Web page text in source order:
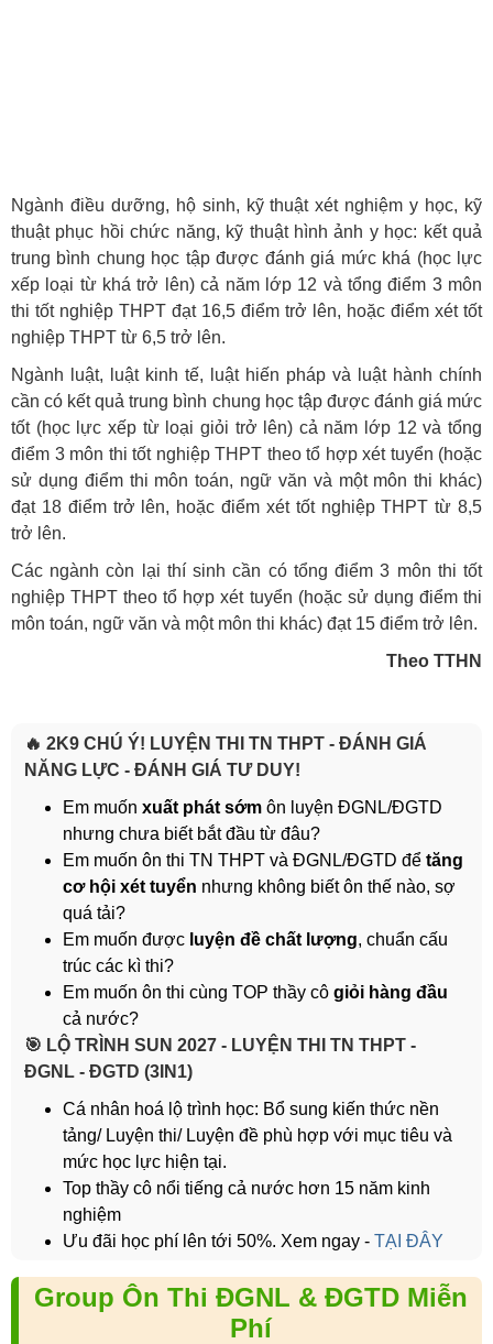
Ngành điều dưỡng, hộ sinh, kỹ thuật xét nghiệm y học, kỹ
thuật phục hồi chức năng, kỹ thuật hình ảnh y học: kết quả
trung bình chung học tập được đánh giá mức khá (học lực
xếp loại từ khá trở lên) cả năm lớp 12 và tổng điểm 3 môn
thi tốt nghiệp THPT đạt 16,5 điểm trở lên, hoặc điểm xét tốt
nghiệp THPT từ 6,5 trở lên.
Ngành luật, luật kinh tế, luật hiến pháp và luật hành chính
cần có kết quả trung bình chung học tập được đánh giá mức
tốt (học lực xếp từ loại giỏi trở lên) cả năm lớp 12 và tổng
điểm 3 môn thi tốt nghiệp THPT theo tổ hợp xét tuyển (hoặc
sử dụng điểm thi môn toán, ngữ văn và một môn thi khác)
đạt 18 điểm trở lên, hoặc điểm xét tốt nghiệp THPT từ 8,5
trở lên.
Các ngành còn lại thí sinh cần có tổng điểm 3 môn thi tốt
nghiệp THPT theo tổ hợp xét tuyển (hoặc sử dụng điểm thi
môn toán, ngữ văn và một môn thi khác) đạt 15 điểm trở lên.
Theo TTHN
🔥 2K9 CHÚ Ý! LUYỆN THI TN THPT - ĐÁNH GIÁ
NĂNG LỰC - ĐÁNH GIÁ TƯ DUY!
Em muốn xuất phát sớm ôn luyện ĐGNL/ĐGTD
nhưng chưa biết bắt đầu từ đâu?
Em muốn ôn thi TN THPT và ĐGNL/ĐGTD để tăng
cơ hội xét tuyển nhưng không biết ôn thế nào, sợ
quá tải?
Em muốn được luyện đề chất lượng, chuẩn cấu
trúc các kì thi?
Em muốn ôn thi cùng TOP thầy cô giỏi hàng đầu
cả nước?
️🎯 LỘ TRÌNH SUN 2027 - LUYỆN THI TN THPT -
ĐGNL - ĐGTD (3IN1)
Cá nhân hoá lộ trình học: Bổ sung kiến thức nền
tảng/ Luyện thi/ Luyện đề phù hợp với mục tiêu và
mức học lực hiện tại.
Top thầy cô nổi tiếng cả nước hơn 15 năm kinh
nghiệm
Ưu đãi học phí lên tới 50%. Xem ngay - TẠI ĐÂY
Group Ôn Thi ĐGNL & ĐGTD Miễn
Phí